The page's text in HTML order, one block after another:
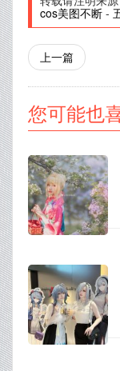
cos美图不断 -
上一篇
您可能也